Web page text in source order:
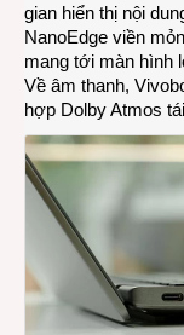
gian hiển thị nội
NanoEdge viền
mang tới màn hình
Về âm thanh,
hợp Dolby Atmos